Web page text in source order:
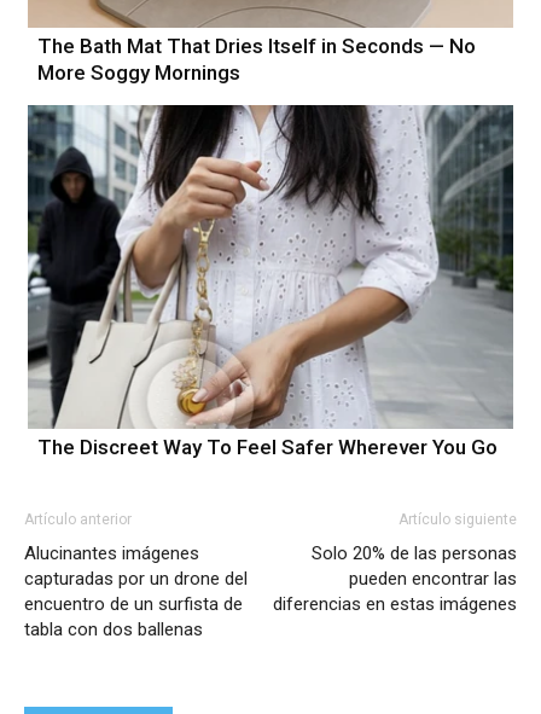
The Bath Mat That Dries Itself in Seconds — No
More Soggy Mornings
The Discreet Way To Feel Safer Wherever You Go
Artículo anterior
Alucinantes imágenes
capturadas por un drone del
encuentro de un surfista de
tabla con dos ballenas
Artículo siguiente
Solo 20% de las personas
pueden encontrar las
diferencias en estas imágenes